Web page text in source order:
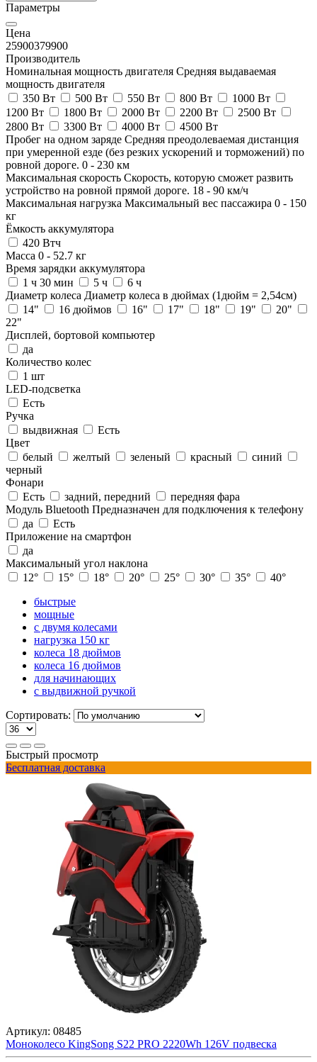
Параметры
Цена
25900379900
Производитель
Номинальная мощность двигателя Средняя выдаваемая
мощность двигателя
350 Вт
500 Вт 550 Вт 800 Вт
1000 Вт
1200 Вт
1800 Вт 2000 Вт 2200 Вт
2500 Вт
2800 Вт
3300 Вт 4000 Вт
4500 Вт
Пробег на одном заряде Средняя преодолеваемая дистанция
при умеренной езде (без резких ускорений и торможений) по
ровной дороге. 0 - 230 км
Максимальная скорость Скорость, которую сможет развить
устройство на ровной прямой дороге. 18 - 90 км/ч
Максимальная нагрузка Максимальный вес пассажира 0 - 150
кг
Ёмкость аккумулятора
420 Втч
Масса 0 - 52.7 кг
Время зарядки аккумулятора
1 ч 30 мин
5 ч
6 ч
Диаметр колеса Диаметр колеса в дюймах (1дюйм = 2,54см)
14"
16 дюймов 16" 17" 18" 19"
20"
22"
Дисплей, бортовой компьютер
да
Количество колес
1 шт
LED-подсветка
Есть
Ручка
выдвижная
Есть
Цвет
белый
желтый зеленый красный
синий
черный
Фонари
Есть
задний, передний
передняя фара
Модуль Bluetooth Предназначен для подключения к телефону
да
Есть
Приложение на смартфон
да
Максимальный угол наклона
12°
15° 18° 20° 25° 30° 35°
40°
быстрые
мощные
с двумя колесами
нагрузка 150 кг
колеса 18 дюймов
колеса 16 дюймов
для начинающих
с выдвижной ручкой
Сортировать:
Быстрый просмотр
Бесплатная доставка
Артикул: 08485
Моноколесо KingSong S22 PRO 2220Wh 126V подвеска